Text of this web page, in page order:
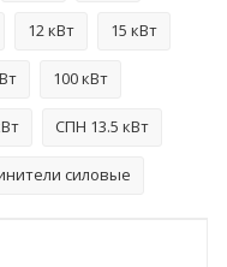
12 кВт 15 кВт
100 кВт
СПН 13.5 кВт
силовые